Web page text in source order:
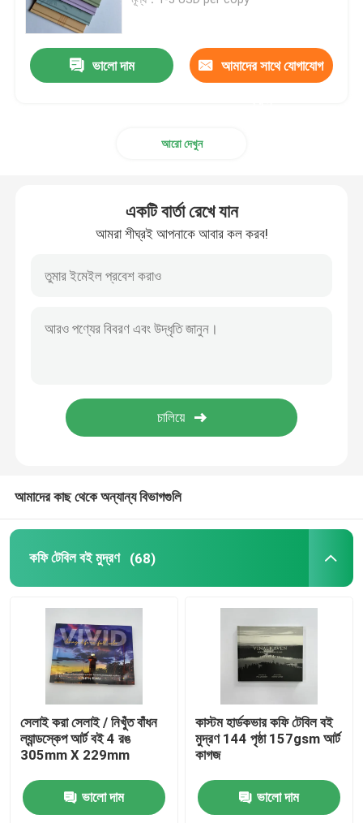
রঙিন বই ছাপা
কাস্টম বাইবেল মুদ্রণ
উপহার প্যাকেজিং বক্স
ভালো দাম আমাদের সাথে যোগাযোগ
আরো দেখুন
একটি বার্তা রেখে যান
আমরা শীঘ্রই আপনাকে আবার কল করব!
আমাদের কাছ থেকে অন্যান্য বিভাগগুলি
কফি টেবিল বই মুদ্রণ (68)
সেলাই করা সেলাই / নিখুঁত বাঁধন
ল্যান্ডস্কেপ আর্ট বই 4 রঙ
305mm X 229mm
ভালো দাম
কাস্টম হার্ডকভার কফি টেবিল বই
মুদ্রণ 144 পৃষ্ঠা 157gsm আর্ট
কাগজ
ভালো দাম